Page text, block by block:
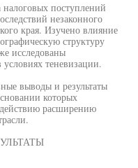
налоговых поступлений
незаконного
края. Изучено влияние
структуру
исследованы
теневизации.
выводы и результаты
которых
расширению